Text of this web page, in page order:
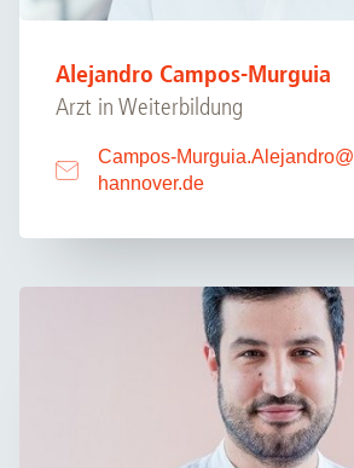
Alejandro Campos-Murguia
Arzt in Weiterbildung
Campos-Murguia.Alejandro@
hannover.de